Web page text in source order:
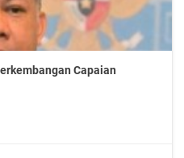
Capaian